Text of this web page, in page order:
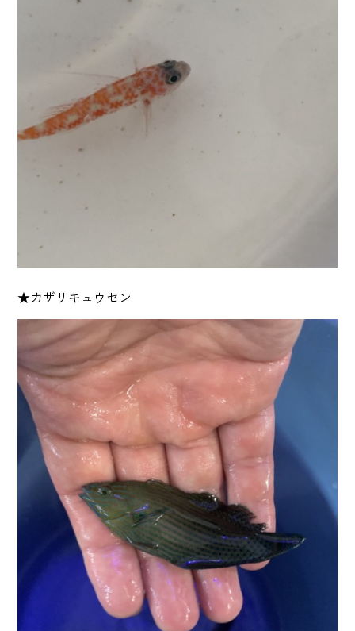
★カザリキュウセン